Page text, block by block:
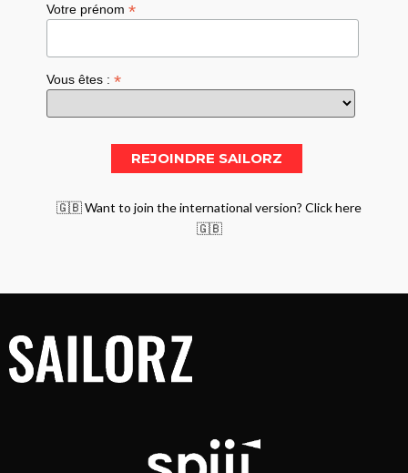
Votre prénom*
Vous êtes :*
🇬🇧 Want to join the international version? Click here
🇬🇧